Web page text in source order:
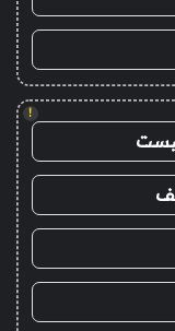
!